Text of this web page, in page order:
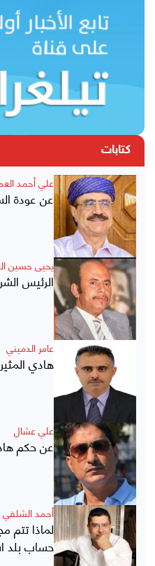
كتابات
علي أحمد
عن عودة
يحيى حسين
الرئيس
عامر الدميني
هادي
علي عشال
عن حكم
أحمد الشلفي
لماذا تتم
حساب بلد